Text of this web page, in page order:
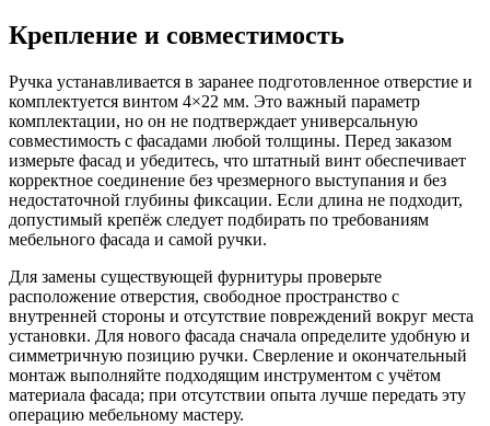
Крепление и совместимость
Ручка устанавливается в заранее подготовленное отверстие и
комплектуется винтом 4×22 мм. Это важный параметр
комплектации, но он не подтверждает универсальную
совместимость с фасадами любой толщины. Перед заказом
измерьте фасад и убедитесь, что штатный винт обеспечивает
корректное соединение без чрезмерного выступания и без
недостаточной глубины фиксации. Если длина не подходит,
допустимый крепёж следует подбирать по требованиям
мебельного фасада и самой ручки.
Для замены существующей фурнитуры проверьте
расположение отверстия, свободное пространство с
внутренней стороны и отсутствие повреждений вокруг места
установки. Для нового фасада сначала определите удобную и
симметричную позицию ручки. Сверление и окончательный
монтаж выполняйте подходящим инструментом с учётом
материала фасада; при отсутствии опыта лучше передать эту
операцию мебельному мастеру.